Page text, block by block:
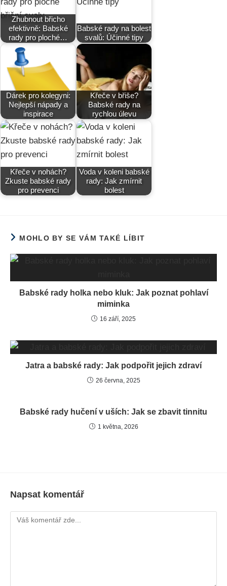
Zhubnout břicho
efektivně: Babské
rady pro ploché…
Babské rady na bolest
svalů: Účinné tipy
Dárek pro kolegyni:
Nejlepší nápady a
inspirace
Křeče v břiše?
Babské rady na
rychlou úlevu
Křeče v nohách?
Zkuste babské rady
pro prevenci
Voda v koleni babské
rady: Jak zmírnit
bolest
MOHLO BY SE VÁM TAKÉ LÍBIT
Babské rady holka nebo kluk: Jak poznat pohlaví
miminka
16 září, 2025
Jatra a babské rady: Jak podpořit jejich zdraví
26 června, 2025
Babské rady hučení v uších: Jak se zbavit tinnitu
1 května, 2026
Napsat komentář